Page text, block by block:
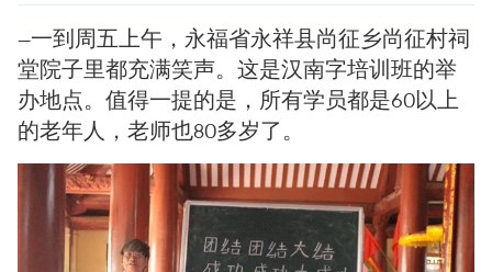
—一到周五上午，永福省永祥县尚征乡尚征村祠
堂院子里都充满笑声。这是汉南字培训班的举
办地点。值得一提的是，所有学员都是60以上
的老年人，老师也80多岁了。